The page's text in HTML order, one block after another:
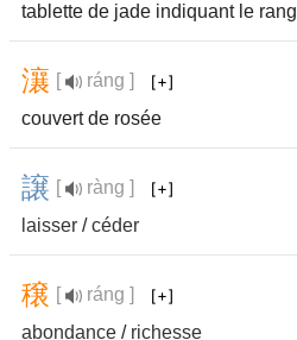
tablette de jade indiquant le rang
瀼 [
ráng ]
couvert de rosée
譲 [
ràng ]
laisser /céder
穣 [
ráng ]
abondance / richesse